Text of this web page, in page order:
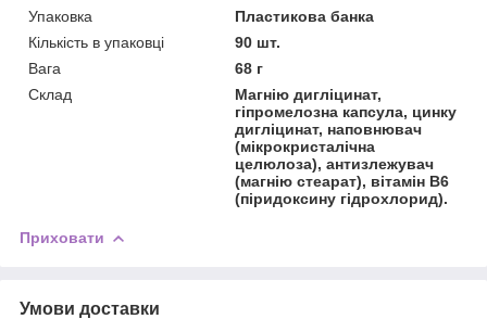
Упаковка
Пластикова банка
Кількість в упаковці
90 шт.
Вага
68 г
Склад
Магнію дигліцинат,
гіпромелозна капсула, цинку
дигліцинат, наповнювач
(мікрокристалічна
целюлоза), антизлежувач
(магнію стеарат), вітамін В6
(піридоксину гідрохлорид).
Приховати
Умови доставки